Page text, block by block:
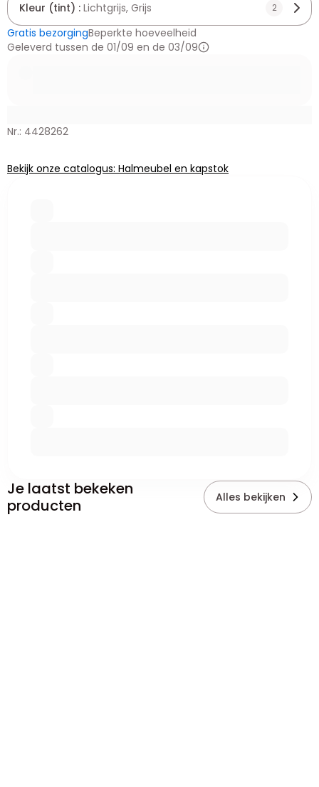
Kleur (tint) : Lichtgrijs, Grijs 2
Gratis bezorgingBeperkte hoeveelheid
Geleverd tussen de 01/09 en de 03/09
Nr.: 4428262
Bekijk onze catalogus: Halmeubel en kapstok
Je laatst bekeken
producten
Alles bekijken